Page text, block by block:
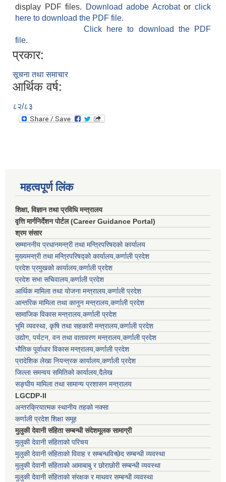
display PDF files.
Download adobe Acrobatorclick
here to download the PDF file.
Click here to download the PDF
file.
प्रकार:
सूचना तथा समाचार
आर्थिक वर्ष:
८२/८३
महत्वपूर्ण लिंक
शिक्षा, विज्ञान तथा प्रविधि मन्त्रालय
वृत्ति मार्गनिर्देशन पोर्टल (Career Guidance Portal)
श्रम संसार
सम्माननीय प्रधानमन्त्री तथा मन्त्रिपरिषद‌को कार्यालय
मुख्यमन्त्री तथा मन्त्रिपरिषद्को कार्यालय,कर्णाली प्रदेश
प्रदेश प्रमुखको कार्यालय,कर्णाली प्रदेश
प्रदेश सभा सचिवालय,कर्णाली प्रदेश
आर्थिक मामिला तथा योजना मन्त्रालय,कर्णाली प्रदेश
आन्तरिक मामिला तथा कानुन मन्त्रालय,कर्णाली प्रदेश
सामाजिक विकास मन्त्रालय,कर्णाली प्रदेश
भुमि व्यवस्था, कृषि तथा सहकारी मन्त्रालय,कर्णाली प्रदेश
उद्योग, पर्यटन, वन तथा वातावरण मन्त्रालय,कर्णाली प्रदेश
भौतिक पूर्वाधार विकास मन्त्रालय,कर्णाली प्रदेश
प्रादेशिक लेखा नियन्त्रक कार्यालय,कर्णाली प्रदेश
जिल्ला समन्वय समितिको कार्यालय,दैलेख
सङ्घीय मामिला तथा सामान्य प्रशासन मन्त्रालय
LGCDP-II
अन्तरक्रियात्मक स्थानीय तहको नक्सा
कर्णाली प्रदेश शिक्षा समूह
मुलुकी देवानी संहिता सम्बन्धी संदेशमूलक सामाग्री
मुलुकी देवानी संहिताको परिचय
मुलुकी देवानी संहिताको विवाह र सम्बन्धविच्छेद सम्बन्धी व्यवस्था
मुलुकी देवानी संहिताको आमाबाबु र छोराछोरी सम्बन्धी व्यवस्था
मुलुकी देवानी संहिताको संरक्षक र माथवर सम्बन्धी व्यवस्था